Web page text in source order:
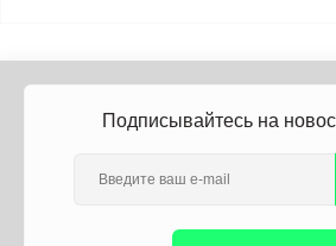
Подписывайтесь на